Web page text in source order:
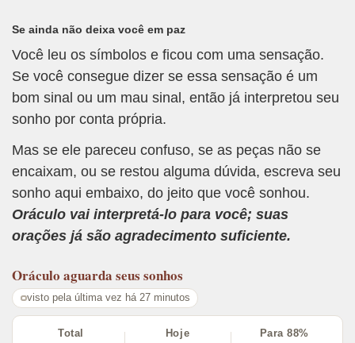
Se ainda não deixa você em paz
Você leu os símbolos e ficou com uma sensação.
Se você consegue dizer se essa sensação é um
bom sinal ou um mau sinal, então já interpretou seu
sonho por conta própria.
Mas se ele pareceu confuso, se as peças não se
encaixam, ou se restou alguma dúvida, escreva seu
sonho aqui embaixo, do jeito que você sonhou.
Oráculo vai interpretá-lo para você; suas
orações já são agradecimento suficiente.
Oráculo aguarda seus sonhos
visto pela última vez há 27 minutos
Total Hoje Para 88%